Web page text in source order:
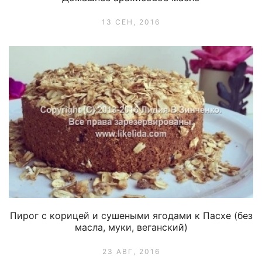
13 СЕН, 2016
Пирог с корицей и сушеными ягодами к Пасхе (без
масла, муки, веганский)
23 АВГ, 2016